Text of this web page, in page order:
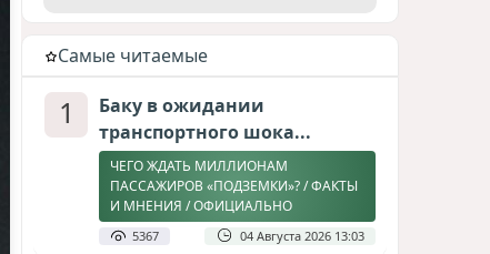
Cамые читаемые
1
Баку в ожидании
транспортного шока...
ЧЕГО ЖДАТЬ МИЛЛИОНАМ
ПАССАЖИРОВ «ПОДЗЕМКИ»? / ФАКТЫ
И МНЕНИЯ / ОФИЦИАЛЬНО
5367 04 Августа 2026 13:03